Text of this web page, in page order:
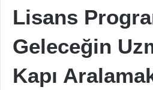
Lisans
Geleceğin
Kapı